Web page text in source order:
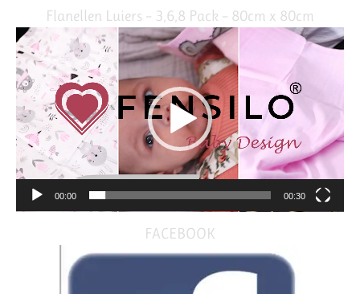
Flanellen Luiers – 3,6,8 Pack – 80cm x 80cm
Video
Player
00:00 00:30
FACEBOOK